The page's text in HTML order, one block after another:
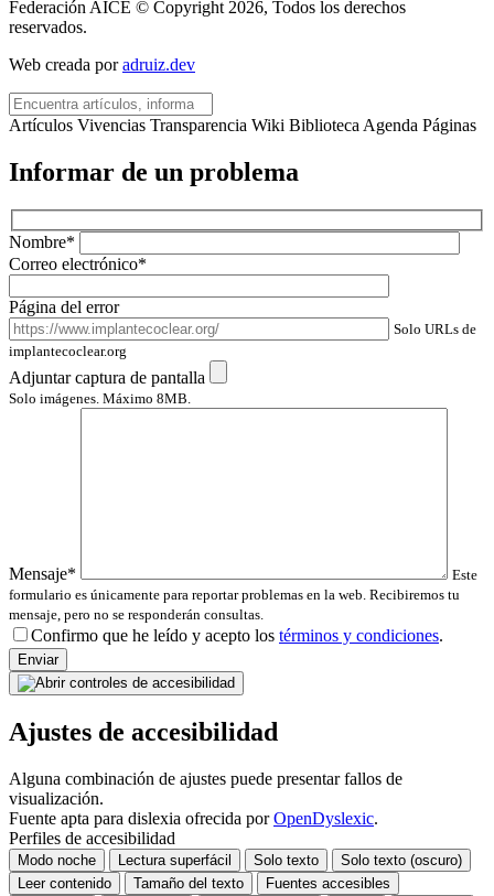
Federación AICE © Copyright 2026, Todos los derechos
reservados.
Web creada poradruiz.dev
Artículos Vivencias Transparencia Wiki BibliotecaAgenda Páginas
Informar de un problema
Nombre*
Correo electrónico*
Página del error
Solo URLs de
implantecoclear.org
Adjuntar captura de pantalla
Solo imágenes. Máximo 8MB.
Mensaje*
Este
formulario es únicamente para reportar problemas en la web. Recibiremos tu
mensaje, pero no se responderán consultas.
Confirmo que he leído y acepto los términos y condiciones.
Por
favor,
deja
campo
Ajustes de accesibilidad
Alguna combinación de ajustes puede presentar fallos de
visualización.
Fuente apta para dislexia ofrecida porOpenDyslexic.
Perfiles de accesibilidad
Modo noche Lectura superfácil Solo texto
Solo texto (oscuro)
Leer contenido
Tamaño del texto
Fuentes accesibles